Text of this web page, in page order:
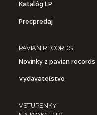
Katalóg LP
Predpredaj
PAVIAN RECORDS
Novinky z pavian records
Vydavateľstvo
VSTUPENKY